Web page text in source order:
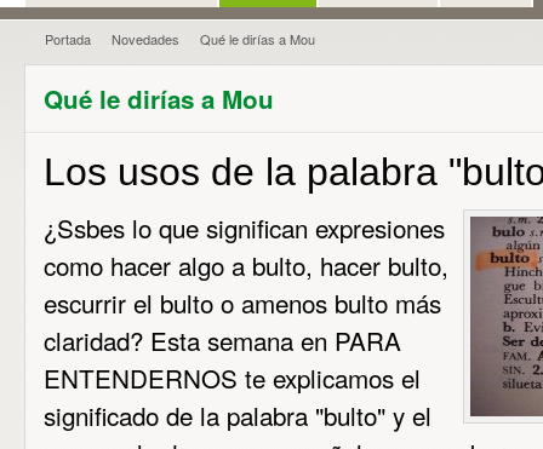
Portada Novedades Qué le dirías a Mou
Qué le dirías a Mou
Los usos de la palabra
¿Ssbes lo que significan expresiones
como hacer algo a bulto, hacer bulto,
escurrir el bulto o amenos bulto más
claridad? Esta semana en PARA
ENTENDERNOS te explicamos el
significado de la palabra "bulto" y el